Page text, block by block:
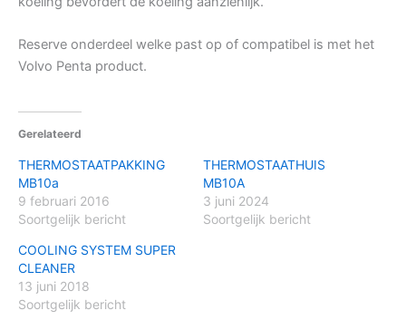
Reserve onderdeel welke past op of compatibel is met het
Volvo Penta product.
Gerelateerd
THERMOSTAATPAKKING
MB10a
9 februari 2016
Soortgelijk bericht
THERMOSTAATHUIS
MB10A
3 juni 2024
Soortgelijk bericht
COOLING SYSTEM SUPER
CLEANER
13 juni 2018
Soortgelijk bericht